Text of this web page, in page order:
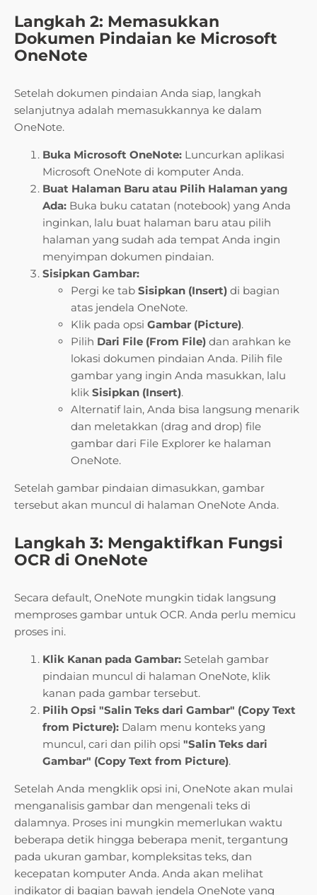
Langkah 2: Memasukkan
Dokumen Pindaian ke Microsoft
OneNote
Setelah dokumen pindaian Anda siap, langkah
selanjutnya adalah memasukkannya ke dalam
OneNote.
Buka Microsoft OneNote: Luncurkan aplikasi
Microsoft OneNote di komputer Anda.
Buat Halaman Baru atau Pilih Halaman yang
Ada: Buka buku catatan (notebook) yang Anda
inginkan, lalu buat halaman baru atau pilih
halaman yang sudah ada tempat Anda ingin
menyimpan dokumen pindaian.
Sisipkan Gambar:
Pergi ke tab Sisipkan (Insert) di bagian
atas jendela OneNote.
Klik pada opsi Gambar (Picture).
Pilih Dari File (From File) dan arahkan ke
lokasi dokumen pindaian Anda. Pilih file
gambar yang ingin Anda masukkan, lalu
klik Sisipkan (Insert).
Alternatif lain, Anda bisa langsung menarik
dan meletakkan (drag and drop) file
gambar dari File Explorer ke halaman
OneNote.
Setelah gambar pindaian dimasukkan, gambar
tersebut akan muncul di halaman OneNote Anda.
Langkah 3: Mengaktifkan Fungsi
OCR di OneNote
Secara default, OneNote mungkin tidak langsung
memproses gambar untuk OCR. Anda perlu memicu
proses ini.
Klik Kanan pada Gambar: Setelah gambar
pindaian muncul di halaman OneNote, klik
kanan pada gambar tersebut.
Pilih Opsi "Salin Teks dari Gambar" (Copy Text
from Picture): Dalam menu konteks yang
muncul, cari dan pilih opsi "Salin Teks dari
Gambar" (Copy Text from Picture).
Setelah Anda mengklik opsi ini, OneNote akan mulai
menganalisis gambar dan mengenali teks di
dalamnya. Proses ini mungkin memerlukan waktu
beberapa detik hingga beberapa menit, tergantung
pada ukuran gambar, kompleksitas teks, dan
kecepatan komputer Anda. Anda akan melihat
indikator di bagian bawah jendela OneNote yang